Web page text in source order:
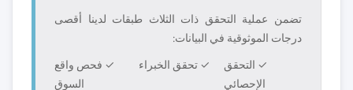
تضمن عملية التحقق ذات الثلاث طبقات لدينا أقصى
درجات الموثوقية في البيانات:
✓ التحقق
الإحصائي
✓ تحقق الخبراء
✓ فحص واقع
السوق